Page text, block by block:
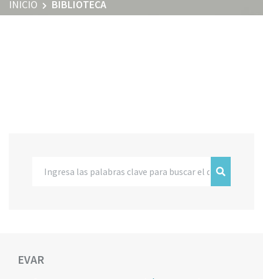
INICIO BIBLIOTECA
EVAR